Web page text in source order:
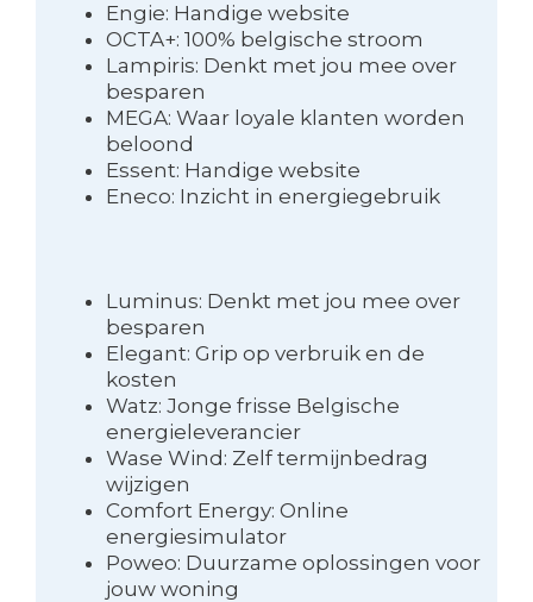
Engie: Handige website
OCTA+: 100% belgische stroom
Lampiris: Denkt met jou mee over
besparen
MEGA: Waar loyale klanten worden
beloond
Essent: Handige website
Eneco: Inzicht in energiegebruik
Luminus: Denkt met jou mee over
besparen
Elegant: Grip op verbruik en de
kosten
Watz: Jonge frisse Belgische
energieleverancier
Wase Wind: Zelf termijnbedrag
wijzigen
Comfort Energy: Online
energiesimulator
Poweo: Duurzame oplossingen voor
jouw woning